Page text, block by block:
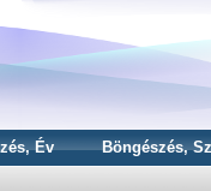
Év Böngészés,